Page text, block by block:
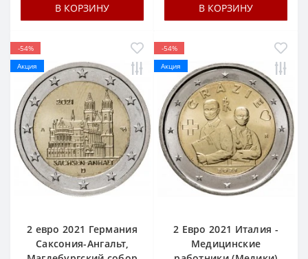
В КОРЗИНУ В КОРЗИНУ
-54%
Акция
2 евро 2021 Германия
Саксония-Ангальт,
-54%
Акция
2 Евро 2021 Италия -
Медицинские